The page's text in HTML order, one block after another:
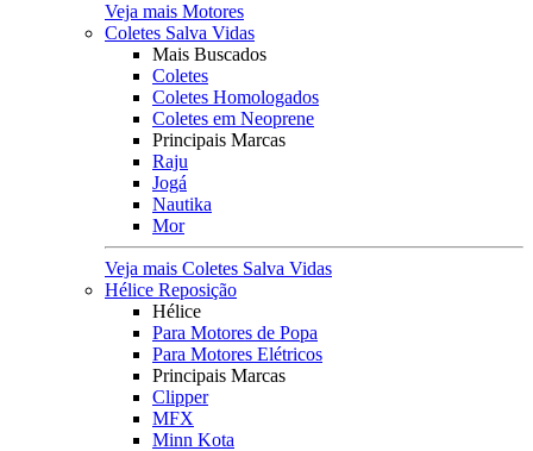
Veja mais Motores
Coletes Salva Vidas
Mais Buscados
Coletes
Coletes Homologados
Coletes em Neoprene
Principais Marcas
Raju
Jogá
Nautika
Mor
Veja mais Coletes Salva Vidas
Hélice Reposição
Hélice
Para Motores de Popa
Para Motores Elétricos
Principais Marcas
Clipper
MFX
Minn Kota